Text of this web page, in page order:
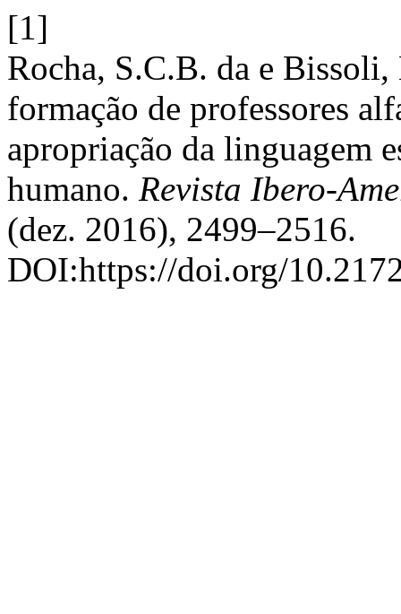
[1]
Rocha, S.C.B. da e
formação de professores
apropriação da linguagem
humano. Revista Ibero-
(dez. 2016), 2499–2516.
DOI:https://doi.org/